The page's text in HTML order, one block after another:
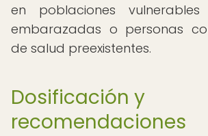
en poblaciones
embarazadas o personas
de salud preexistentes.
Dosificación y
recomendaciones